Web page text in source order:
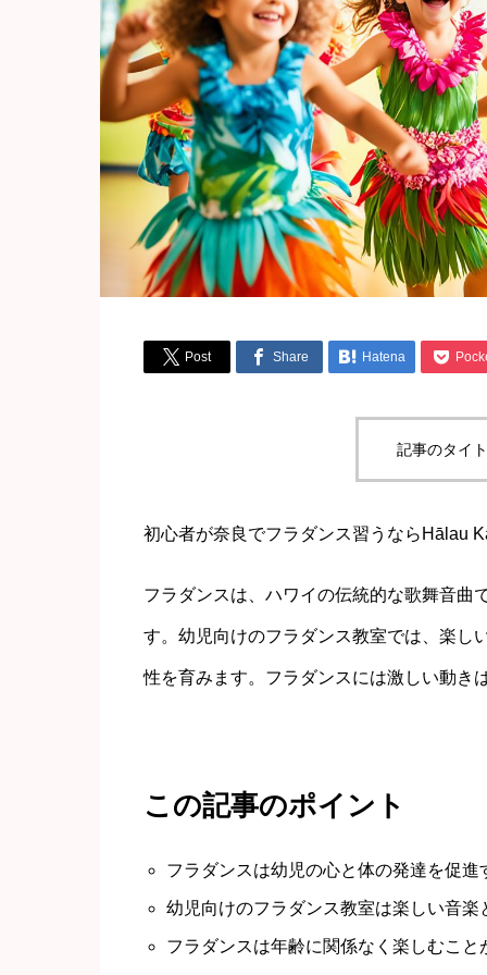
 Post  Share  Hatena 
記事のタイ
初心者が奈良でフラダンス習うならHālau
フラダンスは、ハワイの伝統的な歌舞音曲
す。幼児向けのフラダンス教室では、楽し
性を育みます。フラダンスには激しい動き
この記事のポイント
フラダンスは幼児の心と体の発達を促
幼児向けのフラダンス教室は楽しい音
フラダンスは年齢に関係なく楽しむこと